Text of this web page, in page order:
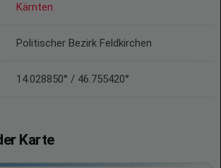
Kärnten
Politischer Bezirk Feldkirchen
14.028850° / 46.755420°
Karte